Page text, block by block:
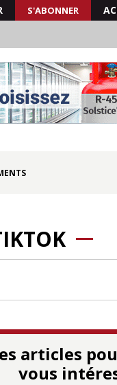
S'ABONNER
articles
vous